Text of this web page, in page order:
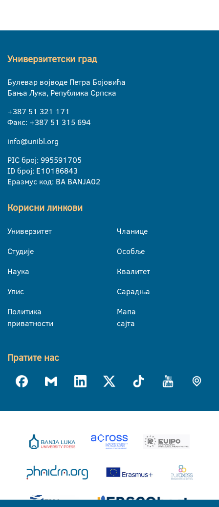
Универзитетски град
Булевар војводе Петра Бојовића
Бања Лука, Република Српска
+387 51 321 171
Факс: +387 51 315 694
info@unibl.org
PIC број: 995591705
ID број: E10186843
Еразмус код: BA BANJA02
Корисни линкови
Универзитет
Студије
Наука
Упис
Политика
приватности
Чланице
Особље
Квалитет
Сарадња
Мапа
сајта
Пратите нас